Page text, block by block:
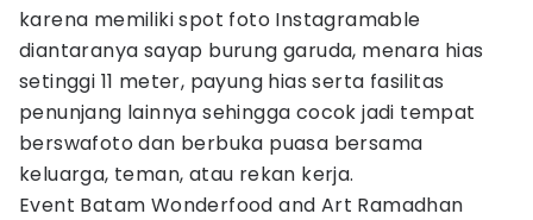
karena memiliki spot foto Instagramable
diantaranya sayap burung garuda, menara hias
setinggi 11 meter, payung hias serta fasilitas
penunjang lainnya sehingga cocok jadi tempat
berswafoto dan berbuka puasa bersama
keluarga, teman, atau rekan kerja.
Event Batam Wonderfood and Art Ramadhan